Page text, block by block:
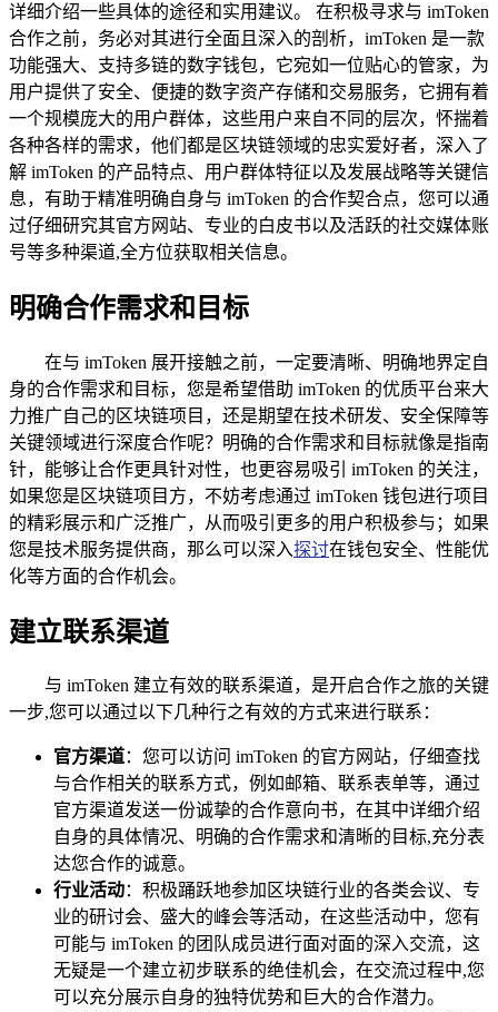
详细介绍一些具体的途径和实用建议。 在积极寻求与 imToken
合作之前，务必对其进行全面且深入的剖析，imToken 是一款
功能强大、支持多链的数字钱包，它宛如一位贴心的管家，为
用户提供了安全、便捷的数字资产存储和交易服务，它拥有着
一个规模庞大的用户群体，这些用户来自不同的层次，怀揣着
各种各样的需求，他们都是区块链领域的忠实爱好者，深入了
解 imToken 的产品特点、用户群体特征以及发展战略等关键信
息，有助于精准明确自身与 imToken 的合作契合点，您可以通
过仔细研究其官方网站、专业的白皮书以及活跃的社交媒体账
号等多种渠道,全方位获取相关信息。
明确合作需求和目标
在与 imToken 展开接触之前，一定要清晰、明确地界定自
身的合作需求和目标，您是希望借助 imToken 的优质平台来大
力推广自己的区块链项目，还是期望在技术研发、安全保障等
关键领域进行深度合作呢？明确的合作需求和目标就像是指南
针，能够让合作更具针对性，也更容易吸引 imToken 的关注，
如果您是区块链项目方，不妨考虑通过 imToken 钱包进行项目
的精彩展示和广泛推广，从而吸引更多的用户积极参与；如果
您是技术服务提供商，那么可以深入探讨在钱包安全、性能优
化等方面的合作机会。
建立联系渠道
与 imToken 建立有效的联系渠道，是开启合作之旅的关键
一步,您可以通过以下几种行之有效的方式来进行联系：
官方渠道：您可以访问 imToken 的官方网站，仔细查找
与合作相关的联系方式，例如邮箱、联系表单等，通过
官方渠道发送一份诚挚的合作意向书，在其中详细介绍
自身的具体情况、明确的合作需求和清晰的目标,充分表
达您合作的诚意。
行业活动：积极踊跃地参加区块链行业的各类会议、专
业的研讨会、盛大的峰会等活动，在这些活动中，您有
可能与 imToken 的团队成员进行面对面的深入交流，这
无疑是一个建立初步联系的绝佳机会，在交流过程中,您
可以充分展示自身的独特优势和巨大的合作潜力。